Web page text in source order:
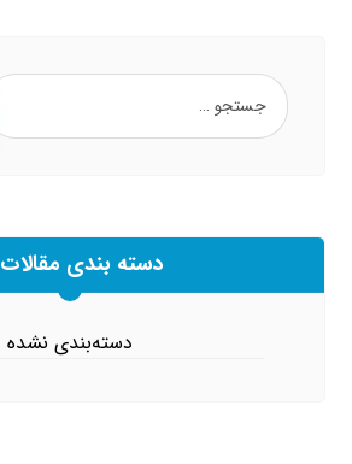
دسته بندی مقالات
دسته‌بندی نشده